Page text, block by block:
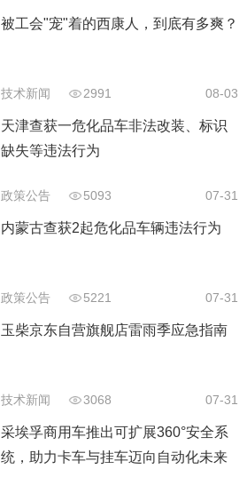
被工会"宠"着的西康人，到底有多爽？
技术新闻 2991 08-03
天津查获一危化品车非法改装、标识
缺失等违法行为
政策公告 5093 07-31
内蒙古查获2起危化品车辆违法行为
政策公告 5221 07-31
玉柴京东自营旗舰店雷雨季应急指南
技术新闻 3068 07-31
采埃孚商用车推出可扩展360°安全系
统，助力卡车与挂车迈向自动化未来